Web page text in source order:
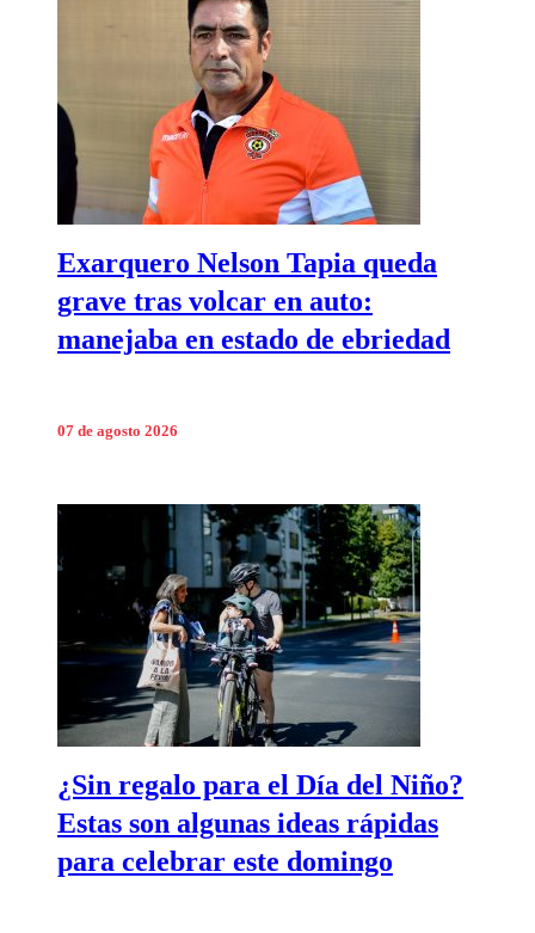
Exarquero Nelson Tapia queda
grave tras volcar en auto:
manejaba en estado de ebriedad
07 de agosto 2026
¿Sin regalo para el Día del Niño?
Estas son algunas ideas rápidas
para celebrar este domingo